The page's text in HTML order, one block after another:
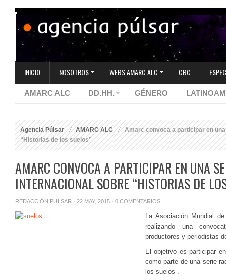
INICIO NOSOTROS WEBS AMARC ALC CBC
AMARC ALC DD.HH. GÉNERO
Agencia Púlsar AMARC ALC
Amarc convoca a participar en
“Historias de los suelos”
AMARC CONVOCA A PARTICIPAR EN UNA
INTERNACIONAL SOBRE “HISTORIAS DE
REDACCIÓN PULSAR · 22 MAY, 2015 · 0 COMENTARIOS
La Asociación Mundial
realizando una
productores y periodistas
El objetivo es participar
como parte de una serie
los suelos”.